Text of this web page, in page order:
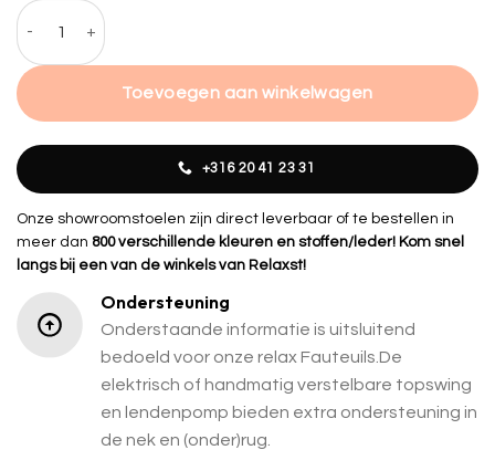
Chill Line relaxstoel Sasha hoeveelheid
Toevoegen aan winkelwagen
+316 20 41 23 31
Onze showroomstoelen zijn direct leverbaar of te bestellen in
meer dan 800 verschillende kleuren en stoffen/leder! Kom snel
langs bij een van de winkels van Relaxst!
Ondersteuning
Onderstaande informatie is uitsluitend
bedoeld voor onze relax Fauteuils.De
elektrisch of handmatig verstelbare topswing
en lendenpomp bieden extra ondersteuning in
de nek en (onder)rug.